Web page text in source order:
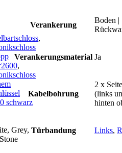
,
,
schwarz
Grey,
Verankerung
Boden |
Verankerungsmaterial Ja
Kabelbohrung
2 x
(links
hinten
Türbandung Links,